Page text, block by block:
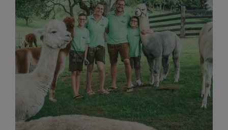
Wandern
Radfahren
Mountainbike
Weitradfahren
Badeurlaub
Bäuerliches Handwerk